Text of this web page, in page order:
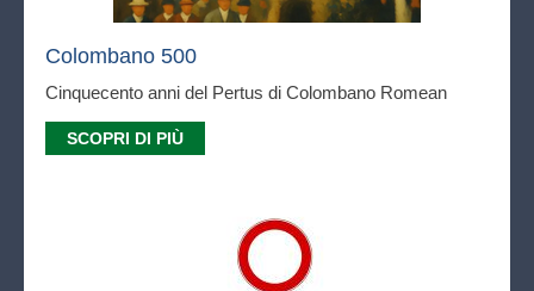
Colombano 500
Cinquecento anni del Pertus di Colombano Romean
SCOPRI DI PIÙ